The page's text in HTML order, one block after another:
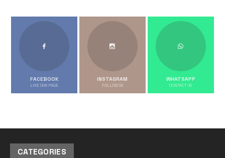
FACEBOOK
LIKE OUR PAGE
INSTAGRAM
FOLLOW US
WHATSAPP
CONTACT US
CATEGORIES